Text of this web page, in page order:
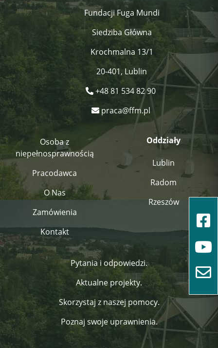
Fundacji Fuga Mundi
Siedziba Główna
Krochmalna 13/1
20-401, Lublin
+48 81 534 82 90
praca@ffm.pl
Osoba z
niepełnosprawnością
Pracodawca
O Nas
Zamówienia
Kontakt
Oddziały
Lublin
Radom
Rzeszów
Pytania i odpowiedzi.
Aktualne projekty.
Skorzystaj z naszej pomocy.
Poznaj swoje uprawnienia.